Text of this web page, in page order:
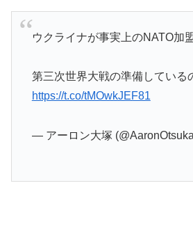
ウクライナが事実上のNATO加
第三次世界大戦の準備している
https://t.co/tMOwkJEF81
— アーロン大塚